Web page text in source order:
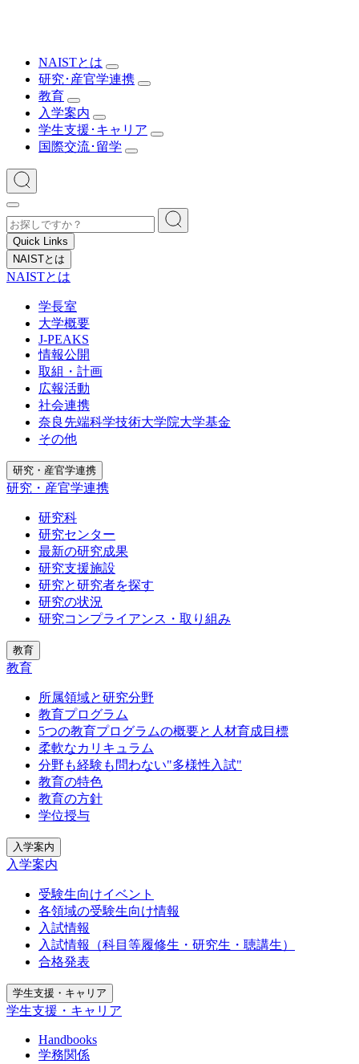
NAISTとは
研究･産官学連携
教育
入学案内
学生支援･キャリア
国際交流･留学
Quick Links
NAISTとは
NAISTとは
学長室
大学概要
J-PEAKS
情報公開
取組・計画
広報活動
社会連携
奈良先端科学技術大学院大学基金
その他
研究・産官学連携
研究・産官学連携
研究科
研究センター
最新の研究成果
研究支援施設
研究と研究者を探す
研究の状況
研究コンプライアンス・取り組み
教育
教育
所属領域と研究分野
教育プログラム
5つの教育プログラムの概要と人材育成目標
柔軟なカリキュラム
分野も経験も問わない"多様性入試"
教育の特色
教育の方針
学位授与
入学案内
入学案内
受験生向けイベント
各領域の受験生向け情報
入試情報
入試情報（科目等履修生・研究生・聴講生）
合格発表
学生支援・キャリア
学生支援・キャリア
Handbooks
学務関係